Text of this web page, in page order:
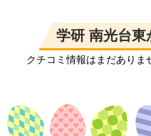
学研 南光台東
クチコミ情報はまだありま